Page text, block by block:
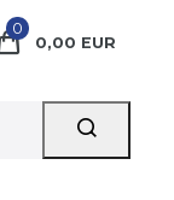
0
0,00 EUR